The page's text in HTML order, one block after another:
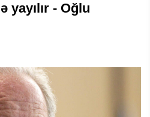
yayılır - Oğlu